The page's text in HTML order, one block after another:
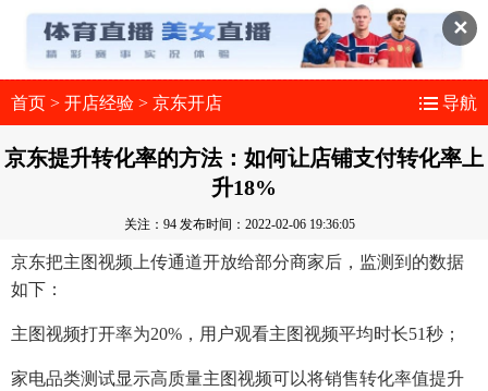
✕
首页 > 开店经验 > 京东开店 导航
京东提升转化率的方法：如何让店铺支付转化率上
升18%
关注：94 发布时间：2022-02-06 19:36:05
京东把主图视频上传通道开放给部分商家后，监测到的数据
如下：
主图视频打开率为20%，用户观看主图视频平均时长51秒；
家电品类测试显示高质量主图视频可以将销售转化率值提升